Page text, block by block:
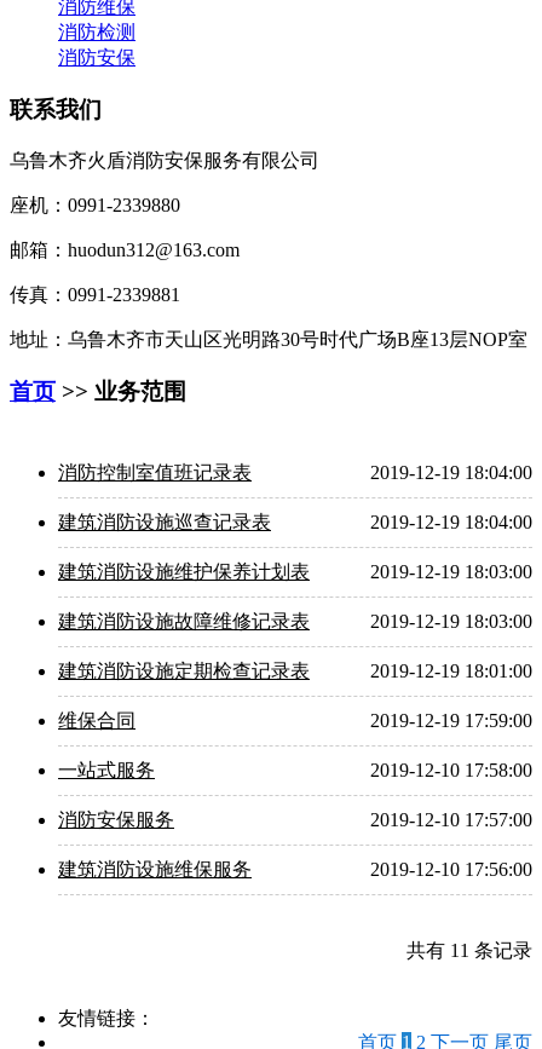
消防维保
消防检测
消防安保
联系我们
乌鲁木齐火盾消防安保服务有限公司
座机：0991-2339880
邮箱：huodun312@163.com
传真：0991-2339881
地址：乌鲁木齐市天山区光明路30号时代广场B座13层NOP室
首页 >> 业务范围
消防控制室值班记录表 2019-12-19 18:04:00
建筑消防设施巡查记录表 2019-12-19 18:04:00
建筑消防设施维护保养计划表 2019-12-19 18:03:00
建筑消防设施故障维修记录表 2019-12-19 18:03:00
建筑消防设施定期检查记录表 2019-12-19 18:01:00
维保合同 2019-12-19 17:59:00
一站式服务 2019-12-10 17:58:00
消防安保服务 2019-12-10 17:57:00
建筑消防设施维保服务 2019-12-10 17:56:00
共有 11 条记录
首页 1 2 下一页 尾页
友情链接：